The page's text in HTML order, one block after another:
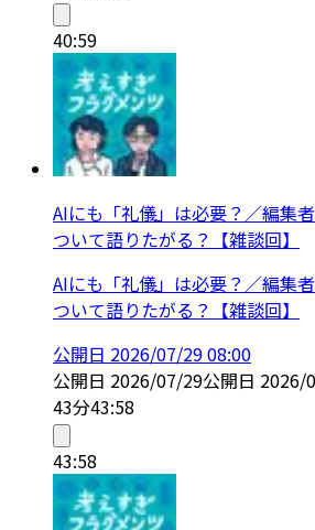
40:59
AIにも「礼儀」は必要？／編集
ついて語りたがる？【雑談回】
AIにも「礼儀」は必要？／編集
ついて語りたがる？【雑談回】
公開日 2026/07/29 08:00
公開日 2026/07/29公開日 2026/
43分43:58
43:58